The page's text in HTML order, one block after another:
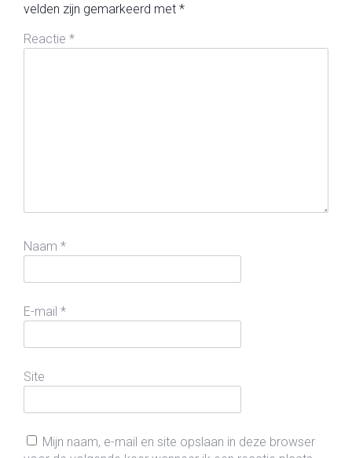
velden zijn gemarkeerd met *
Reactie *
Naam *
E-mail *
Site
Mijn naam, e-mail en site opslaan in deze browser